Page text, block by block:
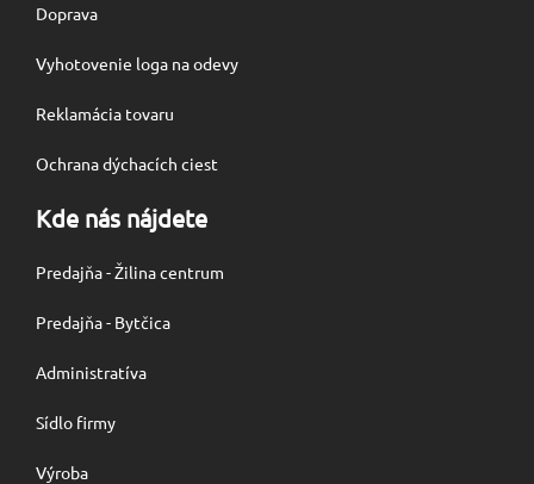
Doprava
Vyhotovenie loga na odevy
Reklamácia tovaru
Ochrana dýchacích ciest
Kde nás nájdete
Predajňa - Žilina centrum
Predajňa - Bytčica
Administratíva
Sídlo firmy
Výroba